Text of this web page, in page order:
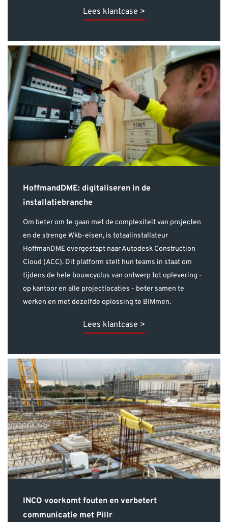
HoffmandDME: digitaliseren in de
installatiebranche
Om beter om te gaan met de complexiteit van projecten
en de strenge Wkb-eisen, is totaalinstallateur
Cloud (ACC). Dit platform stelt hun teams in staat om
tijdens de hele bouwcyclus van ontwerp tot oplevering -
op kantoor en alle projectlocaties - beter samen te
werken en met dezelfde oplossing te BIMmen.
Lees klantcase >
INCO voorkomt fouten en verbetert
communicatie met Pillr
Installatiebedrijf INCO wilde een oplossing om op
kantoor en alle projectlocaties eenvoudiger met BIM-